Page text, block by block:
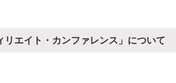
リエイト・カンファレンス」について